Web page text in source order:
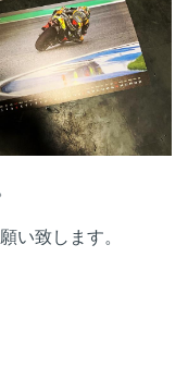
い致します。